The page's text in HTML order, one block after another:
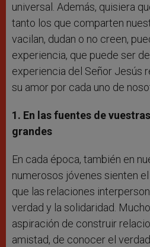
universal. Además, quisiera
tanto los que comparten
vacilan, dudan o no creen,
experiencia, que puede ser
experiencia del Señor Jesús
su amor por cada uno de
1. En las fuentes de
grandes
En cada época, también en
numerosos jóvenes sienten
que las relaciones
verdad y la solidaridad.
aspiración de construir
amistad, de conocer el